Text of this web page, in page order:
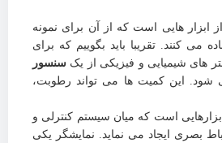
هایی است که از آن برای نمونه
می کنند. تقریبا باید بگوییم که برای
های شیمیایی و فیزیکی از یک سنسور
شود. این کمیت ها می تواند رطوبت،
است که میان سیستم کنترلی و
بصری ایجاد می نماید. نمایشگر یکی